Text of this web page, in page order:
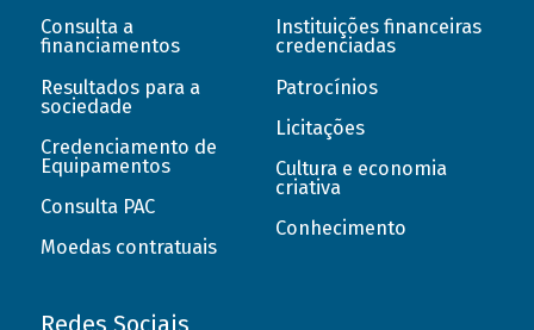
Consulta a
financiamentos
Resultados para a
sociedade
Credenciamento de
Equipamentos
Consulta PAC
Moedas contratuais
Instituições financeiras
credenciadas
Patrocínios
Licitações
Cultura e economia
criativa
Conhecimento